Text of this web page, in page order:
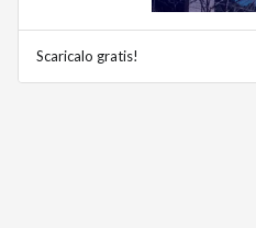
Scaricalo gratis!